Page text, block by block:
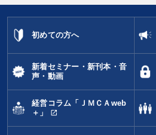
初めての方へ
新着セミナー・新刊本・音
声・動画
経営コラム「ＪＭＣＡweb
＋」
open_in_new